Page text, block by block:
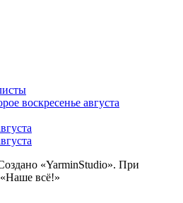
воскресенье августа
«YarminStudio». При
всё!»